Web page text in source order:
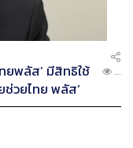
รวจแถวทหารกอง
องทัพบก
ชาการทหารบก
ามาแทรกแซงการ
ษิณ ชินวัตร ซึ่ง
ทยพลัส’ มีสิทธิใช้
ช่วยไทย พลัส’
...